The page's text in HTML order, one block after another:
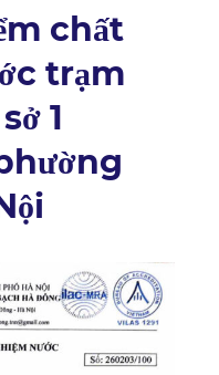
chất
trạm
1